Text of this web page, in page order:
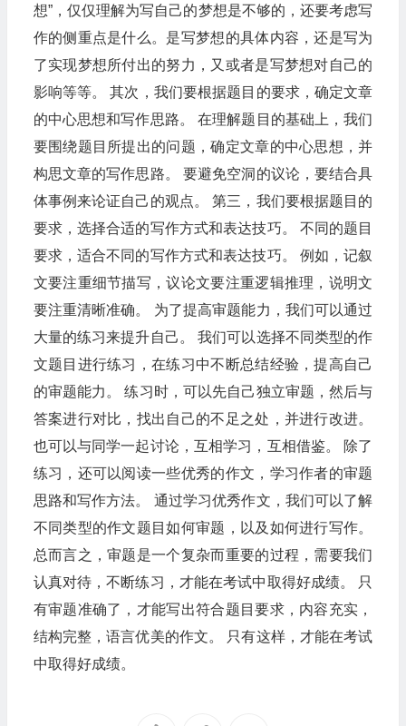
想”，仅仅理解为写自己的梦想是不够的，还要考虑写
作的侧重点是什么。是写梦想的具体内容，还是写为
了实现梦想所付出的努力，又或者是写梦想对自己的
影响等等。 其次，我们要根据题目的要求，确定文章
的中心思想和写作思路。 在理解题目的基础上，我们
要围绕题目所提出的问题，确定文章的中心思想，并
构思文章的写作思路。 要避免空洞的议论，要结合具
体事例来论证自己的观点。 第三，我们要根据题目的
要求，选择合适的写作方式和表达技巧。 不同的题目
要求，适合不同的写作方式和表达技巧。 例如，记叙
文要注重细节描写，议论文要注重逻辑推理，说明文
要注重清晰准确。 为了提高审题能力，我们可以通过
大量的练习来提升自己。 我们可以选择不同类型的作
文题目进行练习，在练习中不断总结经验，提高自己
的审题能力。 练习时，可以先自己独立审题，然后与
答案进行对比，找出自己的不足之处，并进行改进。
也可以与同学一起讨论，互相学习，互相借鉴。 除了
练习，还可以阅读一些优秀的作文，学习作者的审题
思路和写作方法。 通过学习优秀作文，我们可以了解
不同类型的作文题目如何审题，以及如何进行写作。
总而言之，审题是一个复杂而重要的过程，需要我们
认真对待，不断练习，才能在考试中取得好成绩。 只
有审题准确了，才能写出符合题目要求，内容充实，
结构完整，语言优美的作文。 只有这样，才能在考试
中取得好成绩。